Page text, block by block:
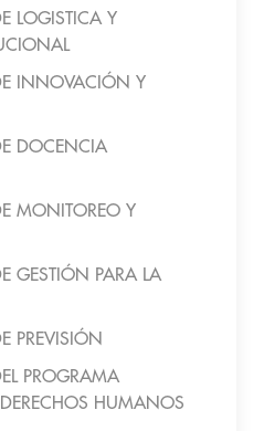
LOGISTICA Y
INNOVACIÓN Y
DOCENCIA
MONITOREO Y
GESTIÓN PARA LA
PREVISIÓN
PROGRAMA
HUMANOS